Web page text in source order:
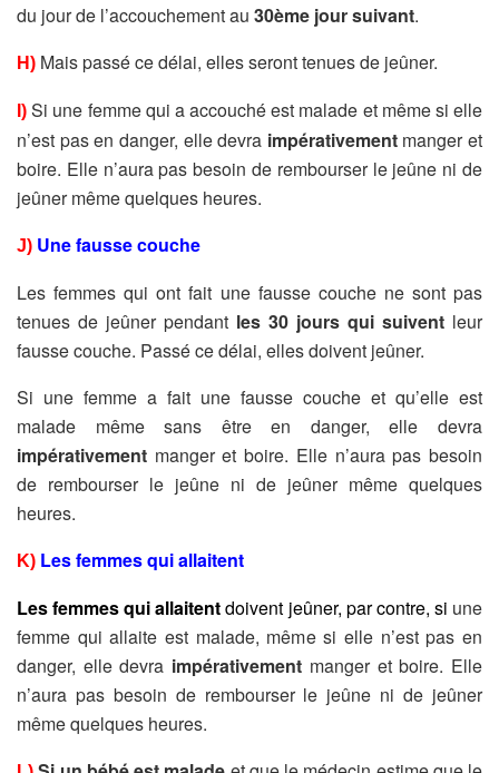
du jour de l’accouchement au 30ème jour suivant.
H) Mais passé ce délai, elles seront tenues de jeûner.
I)Si une femme qui a accouché est malade et même si elle
n’est pas en danger, elle devra impérativementmanger et
boire. Elle n’aura pas besoin de rembourser le jeûne ni de
jeûner même quelques heures.
J) Une fausse couche
Les femmes qui ont fait une fausse couche ne sont pas
tenues de jeûner pendant les 30 jours qui suivent leur
fausse couche. Passé ce délai, elles doivent jeûner.
Si une femme a fait une fausse couche et qu’elle est
malade même sans être en danger, elle devra
impérativement manger et boire. Elle n’aura pas besoin
de rembourser le jeûne ni de jeûner même quelques
heures.
K) Les femmes qui allaitent
Les femmes qui allaitentdoivent jeûner, par contre, si une
femme qui allaite est malade, même si elle n’est pas en
danger, elle devra impérativement manger et boire. Elle
n’aura pas besoin de rembourser le jeûne ni de jeûner
même quelques heures.